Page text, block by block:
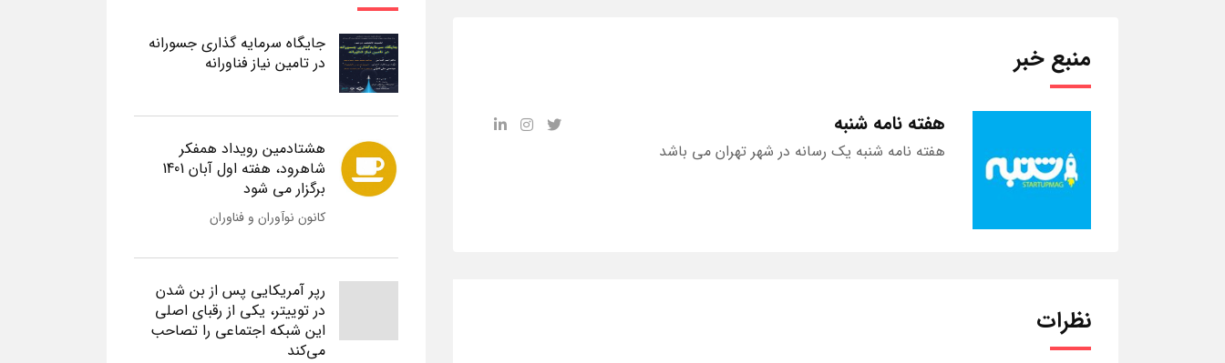
منبع خبر
هفته نامه شنبه
هفته نامه شنبه یک رسانه در شهر تهران می باشد
نظرات
جایگاه سرمایه گذاری جسورانه
در تامین نیاز فناورانه
هشتادمین رویداد همفکر
شاهرود، هفته اول آبان 1401
برگزار می شود
کانون نوآوران و فناوران
رپر آمریکایی پس از بن شدن
در توییتر، یکی از رقبای اصلی
این شبکه اجتماعی را تصاحب
می‌کند